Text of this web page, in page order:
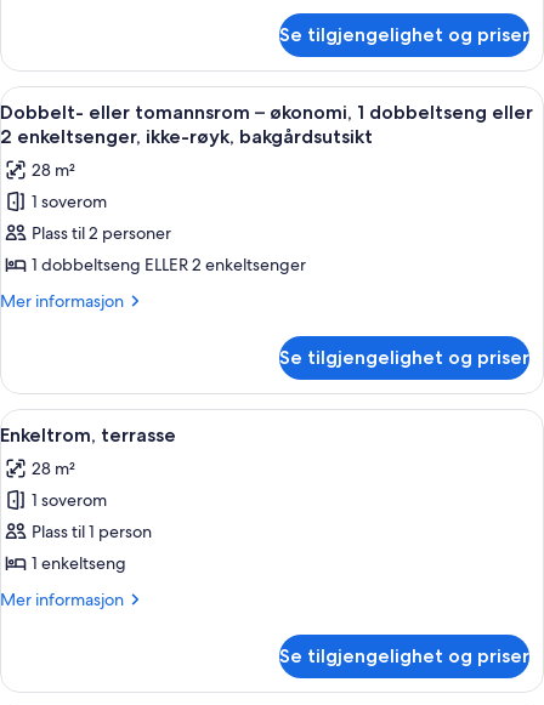
eller
tomannsrom,
terrasse
Se tilgjengelighet og priser
Åpne
alle
bildene
av
Dobbelt-
eller
tomannsrom
–
dobbeltseng
eller
2
enkeltsenger,
ikke-
røyk,
bakgårdsutsikt
Safe på rommet, wi-fi (mot et tillegg)
4
Dobbelt- eller tomannsrom – økonomi, 1 dobbeltseng eller
2 enkeltsenger, ikke-røyk, bakgårdsutsikt
28 m²
1 soverom
Plass til 2 personer
1 dobbeltseng ELLER 2 enkeltsenger
Mer informasjon
Mer
eller
tomannsrom
–
dobbeltseng
eller
2
enkeltsenger,
røyk,
Se tilgjengelighet og priser
Åpne
alle
bildene
av
Enkeltrom,
terrasse
Safe på rommet, wi-fi (mot et tillegg)
5
Enkeltrom, terrasse
28 m²
1 soverom
Plass til 1 person
1 enkeltseng
Mer informasjon
Mer
terrasse
Se tilgjengelighet og priser